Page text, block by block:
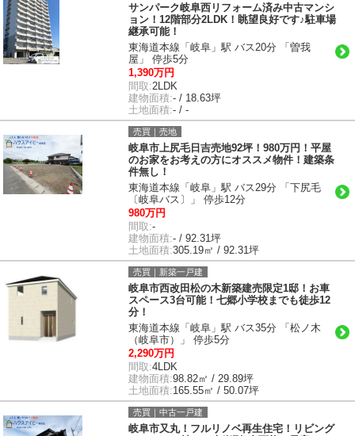
サンパーク岐阜西リフォーム済み中古マンシ
ョン！12階部分2LDK！眺望良好です♪駐車場
継承可能！
東海道本線「岐阜」駅 バス20分 「曽我
屋」 停歩5分
1,390万円
間取:2LDK
建物面積:- / 18.63坪
土地面積:- / -
売買｜売地
岐阜市上尻毛日吉売地92坪！980万円！平屋
のお家をお考えの方にオススメ物件！建築条
件無し！
東海道本線「岐阜」駅 バス29分 「下尻毛
〔岐阜バス〕」 停歩12分
980万円
間取:-
建物面積:- / 92.31坪
土地面積:305.19㎡ / 92.31坪
売買｜新築一戸建
岐阜市西改田松の木新築建売限定1邸！お車
スペース3台可能！七郷小学校までも徒歩12
分！
東海道本線「岐阜」駅 バス35分 「松ノ木
（岐阜市）」 停歩5分
2,290万円
間取:4LDK
建物面積:98.82㎡ / 29.89坪
土地面積:165.55㎡ / 50.07坪
売買｜中古一戸建
岐阜市又丸！フルリノベ再生住宅！リビング